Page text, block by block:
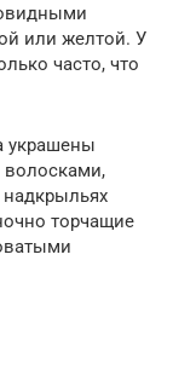
или желтой. У
часто, что
украшены
торчащие